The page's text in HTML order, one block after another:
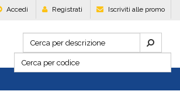
Accedi Registrati Iscriviti alle promo